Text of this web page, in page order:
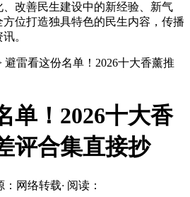
改善民生建设中的新经验、新气
位打造独具特色的民生内容，传播
。
避雷看这份名单！2026十大香薰推
单！2026十大香
评合集直接抄
：网络转载· 阅读：